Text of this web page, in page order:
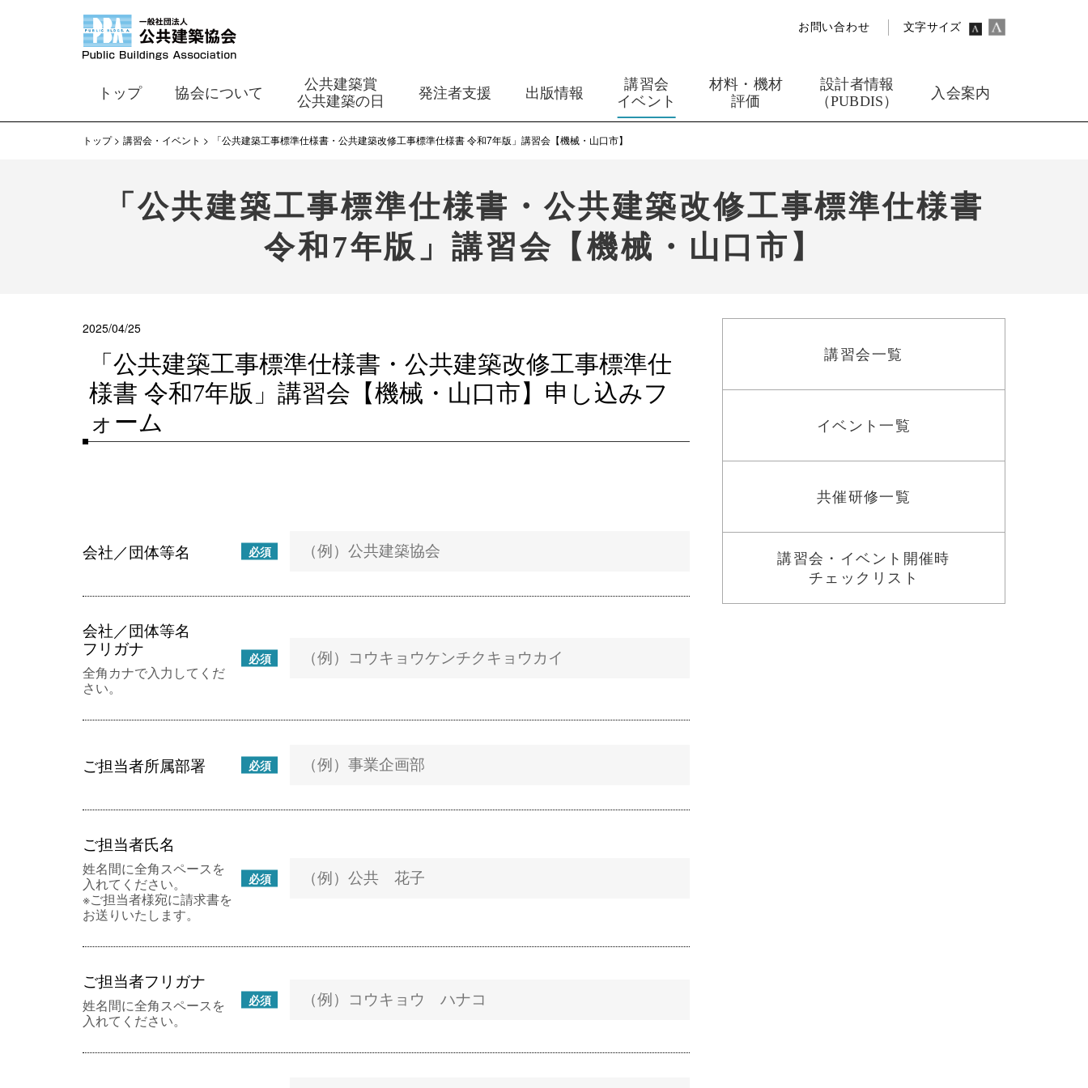
お問い合わせ 文字サイズ
トップ 協会について
公共建築賞
公共建築の日
発注者支援 出版情報
講習会
イベント
材料・機材
評価
設計者情報
（PUBDIS）
入会案内
トップ 講習会・イベント 「公共建築工事標準仕様書・公共建築改修工事標準仕様書 令和7年版」講習会【機械・山口市】
「公共建築工事標準仕様書・公共建築改修工事標準仕様書
令和7年版」講習会【機械・山口市】
2025/04/25
「公共建築工事標準仕様書・公共建築改修工事標準仕
様書 令和7年版」講習会【機械・山口市】申し込みフ
ォーム
会社／団体等名 必須
会社／団体等名
フリガナ
必須
全角カナで入力してくだ
さい。
ご担当者所属部署 必須
ご担当者氏名
必須
姓名間に全角スペースを
入れてください。
※ご担当者様宛に請求書を
お送りいたします。
ご担当者フリガナ
必須
姓名間に全角スペースを
入れてください。
講習会一覧
イベント一覧
共催研修一覧
講習会・イベント開催時
チェックリスト